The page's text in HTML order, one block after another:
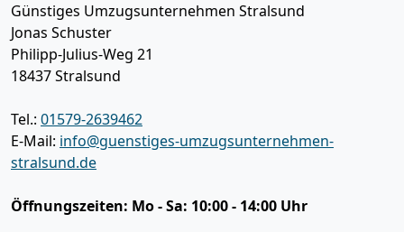
Günstiges Umzugsunternehmen Stralsund
Jonas Schuster
Philipp-Julius-Weg 21
18437Stralsund
Tel.: 01579-2639462
E-Mail: info@guenstiges-umzugsunternehmen-
stralsund.de
Öffnungszeiten: Mo - Sa: 10:00 - 14:00 Uhr